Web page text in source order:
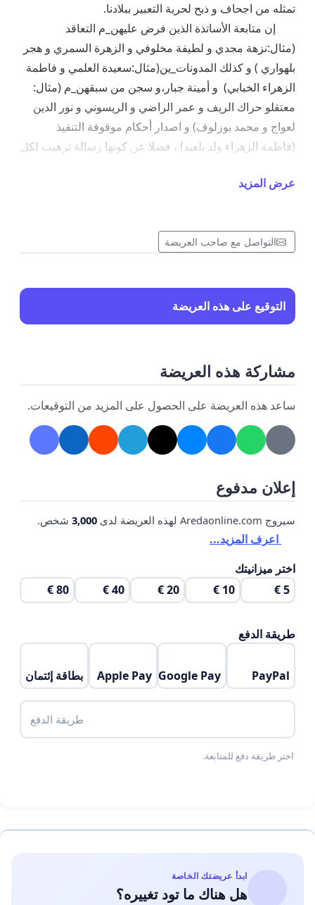
تمثله من اجحاف و ذبح لحرية التعبير ببلادنا.
إن متابعة الأساتذة الذين فرض عليهن_م التعاقد
(مثال:نزهة مجدي و لطيفة مخلوفي و الزهرة السمري و هجر
بلهواري ) و كذلك المدونات_ين(مثال:سعيدة العلمي و فاطمة
الزهراء الخبابي) و أمينة جبار،و سجن من سبقهن_م (مثال:
معتقلو حراك الريف و عمر الراضي و الريسوني و نور الدين
لعواج و محمد بوزلوف) و اصدار أحكام موقوفة التنفيذ
(فاطمة الزهراء ولد بلعيد) ، فضلا عن كونها رسالة ترهيب لكل
تعبير عن المقاربة القمعية التي لم تعد تملك الدولة غيرها كحل
فإننا ندعو كافة الأصوات الحرة، محليا و إقليميا و دوليا ، إلى
الوطن الجريح.
عرض المزيد
التواصل مع صاحب العريضة
التوقيع على هذه العريضة
مشاركة هذه العريضة
ساعد هذه العريضة على الحصول على المزيد من التوقيعات.
إعلان مدفوع
سيروج Aredaonline.com لهذه العريضة لدى 3,000 شخص.
اعرف المزيد...
اختر ميزانيتك
5 €
10 €
20 €
40 €
80 €
طريقة الدفع
PayPal
Google Pay
Apple Pay بطاقة إئتمان
طريقة الدفع
اختر طريقة دفع للمتابعة.
ابدأ عريضتك الخاصة
هل هناك ما تود تغييره؟